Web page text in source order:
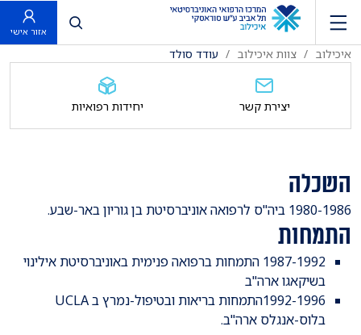
פתח חיפוש
אזור אישי
איכילוב צוות איכילוב עודד סולד
השכלה
1980-1986 ביה"ס לרפואה אוניברסיטת בן גוריון באר-שבע.
התמחות
1987-1992 התמחות ברפואה פנימית באוניברסיטת אילינוי
בשיקאגו ארה"ב
1992-1996התמחות בריאות ובטיפול-נמרץ ב UCLA
בלוס-אנגלס ארה"ב.
יצירת קשר יחידות רפואיות